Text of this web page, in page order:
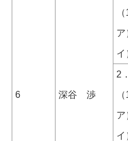
6 深谷 渉
ア
イ
2
ア
イ